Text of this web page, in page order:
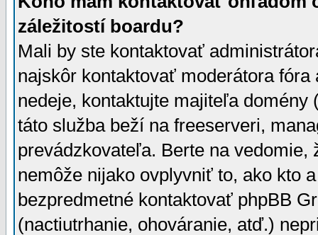
záležitostí boardu?
Mali by ste kontaktovať
najskôr kontaktovať moderátora
nedeje, kontaktujte majiteľa
táto služba beží na freeserveri,
prevádzkovateľa. Berte na vedomie,
nemôže nijako ovplyvniť to, ako kto
bezpredmetné kontaktovať phpBB
(nactiutrhanie, ohováranie, atď.)